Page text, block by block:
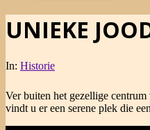
UNIEKE
In: Historie
Ver buiten het gezellige
vindt u er een serene plek die